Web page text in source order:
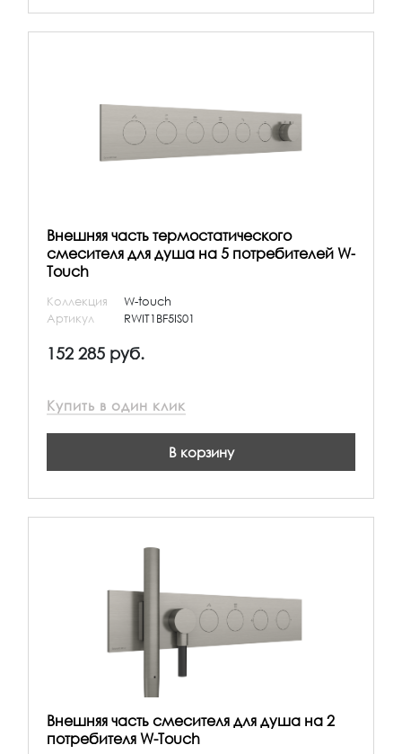
Внешняя часть термостатического
смесителя для душа на 5 потребителей W-
Touch
Коллекция
W-touch
Артикул
RWIT1BF5IS01
152 285 руб.
Купить в один клик
В корзину
Внешняя часть смесителя для душа на 2
потребителя W-Touch